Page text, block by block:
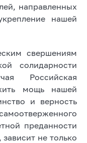
направленных
нашей
свершениям
солидарности
Российская
мощь нашей
и верность
преданности
не только